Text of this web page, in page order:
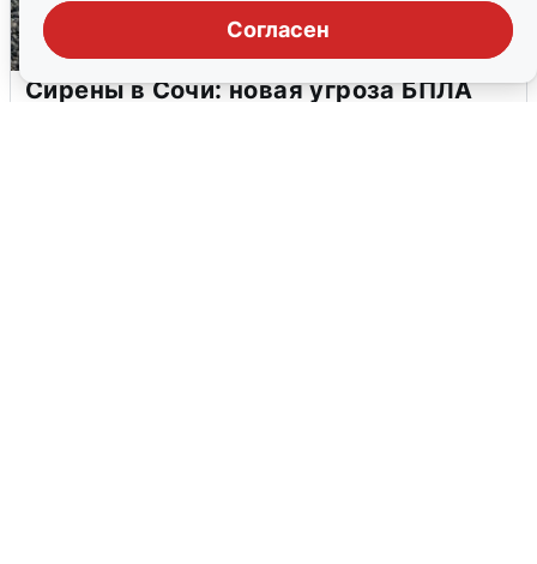
Согласен
Сирены в Сочи: новая угроза БПЛА